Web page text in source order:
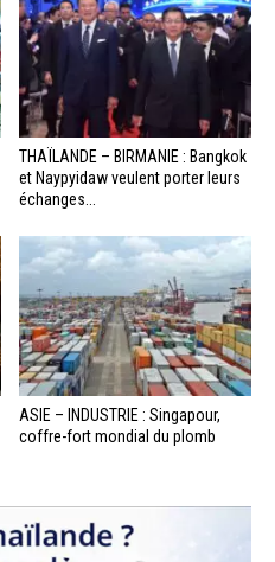
THAÏLANDE – BIRMANIE : Bangkok
et Naypyidaw veulent porter leurs
échanges...
ASIE – INDUSTRIE : Singapour,
coffre-fort mondial du plomb